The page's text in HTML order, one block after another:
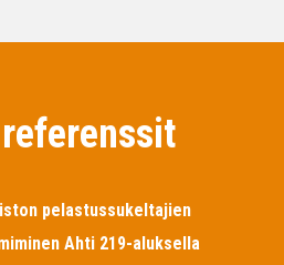
pelastussukeltajien
Ahti 219-aluksella